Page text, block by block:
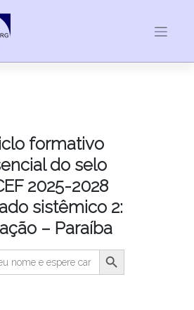
formativo
do selo
2025-2028
sistêmico 2:
– Paraíba